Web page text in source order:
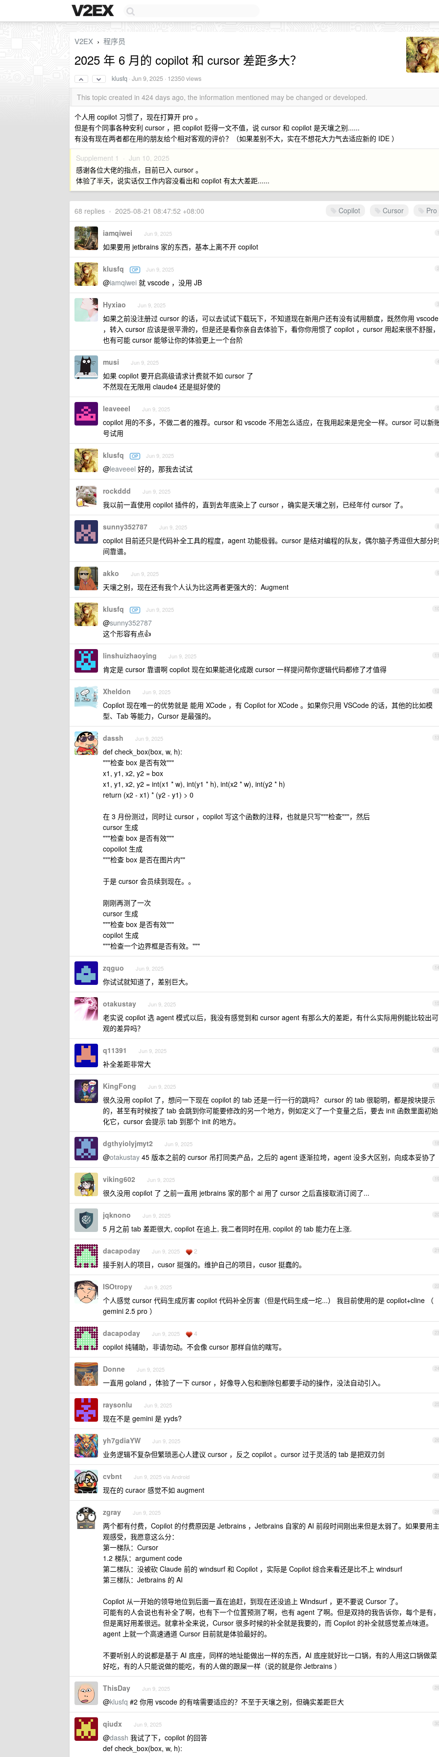
V2EX › 程序员
2025 年 6 月的 copilot 和 cursor 差距多大？
klusfq ·Jun 9, 2025 · 12350 views
This topic created in 424 days ago, the information mentioned may be changed or developed.
个人用 copilot 习惯了，现在打算开 pro 。
但是有个同事各种安利 cursor ，把 copilot 贬得一文不值，说 cursor 和 copilot 是天壤之别......
有没有现在两者都在用的朋友给个相对客观的评价？（如果差别不大，实在不想花大力气去适应新的 IDE ）
Supplement 1 · Jun 10, 2025
感谢各位大佬的指点，目前已入 cursor 。
体验了半天，说实话仅工作内容没看出和 copilot 有太大差距......
Copilot Cursor Pro
68 replies • 2025-08-21 08:47:52 +08:00
1
iamqiwei Jun 9, 2025
如果要用 jetbrains 家的东西，基本上离不开 copilot
2
klusfq OP Jun 9, 2025
@iamqiwei 就 vscode ，没用 JB
3
Hyxiao Jun 9, 2025
如果之前没注册过 cursor 的话，可以去试试下载玩下，不知道现在新用户还有没有试用额度，既然你用 vscode
，转入 cursor 应该是很平滑的，但是还是看你亲自去体验下，看你你用惯了 copilot ，cursor 用起来很不舒服，
也有可能 cursor 能够让你的体验更上一个台阶
4
musi Jun 9, 2025
如果 copilot 要开启高级请求计费就不如 cursor 了
不然现在无限用 claude4 还是挺好使的
5
leaveeel Jun 9, 2025
copilot 用的不多，不做二者的推荐。cursor 和 vscode 不用怎么适应，在我用起来是完全一样。cursor 可以新
号试用
6
klusfq OP Jun 9, 2025
@leaveeel 好的，那我去试试
7
rockddd Jun 9, 2025
我以前一直使用 copilot 插件的，直到去年底染上了 cursor ，确实是天壤之别，已经年付 cursor 了。
8
sunny352787 Jun 9, 2025
copilot 目前还只是代码补全工具的程度，agent 功能极弱。cursor 是结对编程的队友，偶尔脑子秀逗但大部分
间靠谱。
9
akko Jun 9, 2025
天壤之别，现在还有我个人认为比这两者更强大的：Augment
10
klusfq OP Jun 9, 2025
@sunny352787
这个形容有点👍
11
linshuizhaoying Jun 9, 2025
肯定是 cursor 靠谱啊 copilot 现在如果能进化成跟 cursor 一样提问帮你逻辑代码都修了才值得
12
Xheldon Jun 9, 2025
Copilot 现在唯一的优势就是 能用 XCode ，有 Copilot for XCode 。如果你只用 VSCode 的话，其他的比如模
型、Tab 等能力，Cursor 是最强的。
13
dassh Jun 9, 2025
def check_box(box, w, h):
"""检查 box 是否有效"""
x1, y1, x2, y2 = box
x1, y1, x2, y2 = int(x1 * w), int(y1 * h), int(x2 * w), int(y2 * h)
return (x2 - x1) * (y2 - y1) > 0
在 3 月份测过，同时让 cursor ，copilot 写这个函数的注释，也就是只写"""检查"""，然后
cursor 生成
"""检查 box 是否有效"""
copoilot 生成
"""检查 box 是否在图片内""
于是 cursor 会员续到现在。。
刚刚再测了一次
cursor 生成
"""检查 box 是否有效"""
copilot 生成
"""检查一个边界框是否有效。"""
14
zqguo Jun 9, 2025
你试试就知道了，差别巨大。
15
otakustay Jun 9, 2025
老实说 copilot 选 agent 模式以后，我没有感觉到和 cursor agent 有那么大的差距，有什么实际用例能比较出可
观的差异吗？
16
q11391 Jun 9, 2025
补全差距非常大
17
KingFong Jun 9, 2025
很久没用 copilot 了，想问一下现在 copilot 的 tab 还是一行一行的跳吗？ cursor 的 tab 很聪明，都是按块提示
的，甚至有时候按了 tab 会跳到你可能要修改的另一个地方，例如定义了一个变量之后，要去 init 函数里面初始
化它，cursor 会提示 tab 到那个 init 的地方。
18
dgthyiolyjmyt2 Jun 9, 2025
@otakustay 45 版本之前的 cursor 吊打同类产品，之后的 agent 逐渐拉垮，agent 没多大区别，向成本妥协了
19
viking602 Jun 9, 2025
很久没用 copilot 了 之前一直用 jetbrains 家的那个 ai 用了 cursor 之后直接取消订阅了...
20
jqknono Jun 9, 2025
5 月之前 tab 差距很大, copilot 在追上, 我二者同时在用, copilot 的 tab 能力在上涨.
21
dacapoday Jun 9, 2025 2
接手别人的项目，cusor 挺强的。维护自己的项目，cusor 挺蠢的。
22
ISOtropy Jun 9, 2025
个人感觉 cursor 代码生成厉害 copilot 代码补全厉害（但是代码生成一坨...） 我目前使用的是 copilot+cline （
gemini 2.5 pro ）
23
dacapoday Jun 9, 2025 4
copilot 纯辅助，非请勿动。不会像 cursor 那样自信的瞎写。
24
Donne Jun 9, 2025
一直用 goland ，体验了一下 cursor ，好像导入包和删除包都要手动的操作，没法自动引入。
25
raysonlu Jun 9, 2025
现在不是 gemini 是 yyds?
26
yh7gdiaYW Jun 9, 2025
业务逻辑不复杂但繁琐恶心人建议 cursor ，反之 copilot 。cursor 过于灵活的 tab 是把双刃剑
27
cvbnt Jun 9, 2025 via Android
现在的 curaor 感觉不如 augment
28
zgray Jun 9, 2025
两个都有付费，Copilot 的付费原因是 Jetbrains ，Jetbrains 自家的 AI 前段时间刚出来但是太弱了。如果要用主
观感受，我愿意这么分：
第一梯队：Cursor
1.2 梯队：argument code
第二梯队：没被砍 Claude 前的 windsurf 和 Copilot ，实际是 Copilot 综合来看还是比不上 windsurf
第三梯队：Jetbrains 的 AI
Copilot 从一开始的领导地位到后面一直在追赶，到现在还没追上 Windsurf ，更不要说 Cursor 了。
可能有的人会说也有补全了啊，也有下一个位置预测了啊，也有 agent 了啊。但是双持的我告诉你，每个是有
但是离好用差很远。就拿补全来说，Cursor 很多时候的补全就是我要的，而 Copilot 的补全就感觉差点味道。
agent 上就一个高速通道 Cursor 目前就是体验最好的。
不要听别人的说都是基于 AI 底座，同样的地址能做出一样的东西，AI 底座就好比一口锅，有的人用这口锅做菜
好吃，有的人只能说做的能吃，有的人做的跟屎一样（说的就是你 Jetbrains ）
29
ThisDay Jun 9, 2025
@klusfq #2 你用 vscode 的有啥需要适应的？不至于天壤之别，但确实差距巨大
30
qiudx Jun 9, 2025
@dassh 我试了下，copilot 的回答
def check_box(box, w, h):